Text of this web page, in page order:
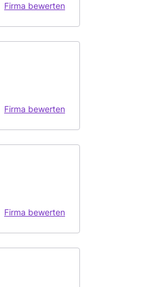
Firma bewerten
Firma bewerten
Firma bewerten